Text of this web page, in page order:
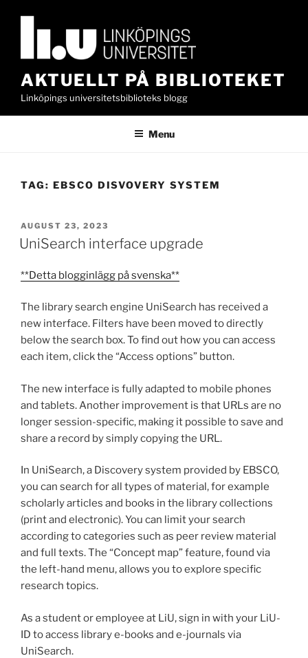
AKTUELLT PÅ BIBLIOTEKET
Linköpings universitetsbiblioteks blogg
Menu
TAG: EBSCO DISVOVERY SYSTEM
POSTED
ON
AUGUST 23, 2023
UniSearch interface upgrade
**Detta blogginlägg på svenska**
The library search engine UniSearch has received a
new interface. Filters have been moved to directly
below the search box. To find out how you can access
each item, click the “Access options” button.
The new interface is fully adapted to mobile phones
and tablets. Another improvement is that URLs are no
longer session-specific, making it possible to save and
share a record by simply copying the URL.
In UniSearch, a Discovery system provided by EBSCO,
you can search for all types of material, for example
scholarly articles and books in the library collections
(print and electronic). You can limit your search
according to categories such as peer review material
and full texts. The “Concept map” feature, found via
the left-hand menu, allows you to explore specific
research topics.
As a student or employee at LiU, sign in with your LiU-
ID to access library e-books and e-journals via
UniSearch.